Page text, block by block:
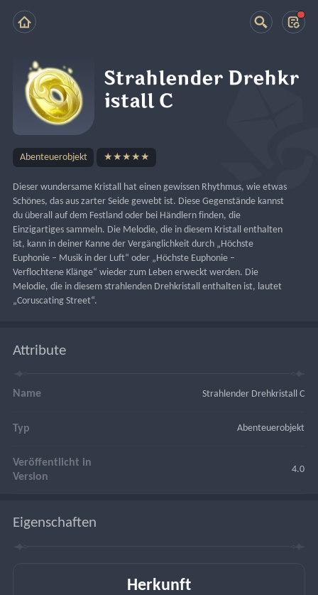
Strahlender Drehkr
istall C
Abenteuerobjekt ★★★★★
Dieser wundersame Kristall hat einen gewissen Rhythmus, wie etwas
Schönes, das aus zarter Seide gewebt ist. Diese Gegenstände kannst
du überall auf dem Festland oder bei Händlern finden, die
Einzigartiges sammeln. Die Melodie, die in diesem Kristall enthalten
ist, kann in deiner Kanne der Vergänglichkeit durch „Höchste
Euphonie – Musik in der Luft“ oder „Höchste Euphonie –
Verflochtene Klänge“ wieder zum Leben erweckt werden. Die
Melodie, die in diesem strahlenden Drehkristall enthalten ist, lautet
„Coruscating Street“.
Attribute
Name Strahlender Drehkristall C
Typ Abenteuerobjekt
Veröffentlicht in
Version
4.0
Eigenschaften
Herkunft